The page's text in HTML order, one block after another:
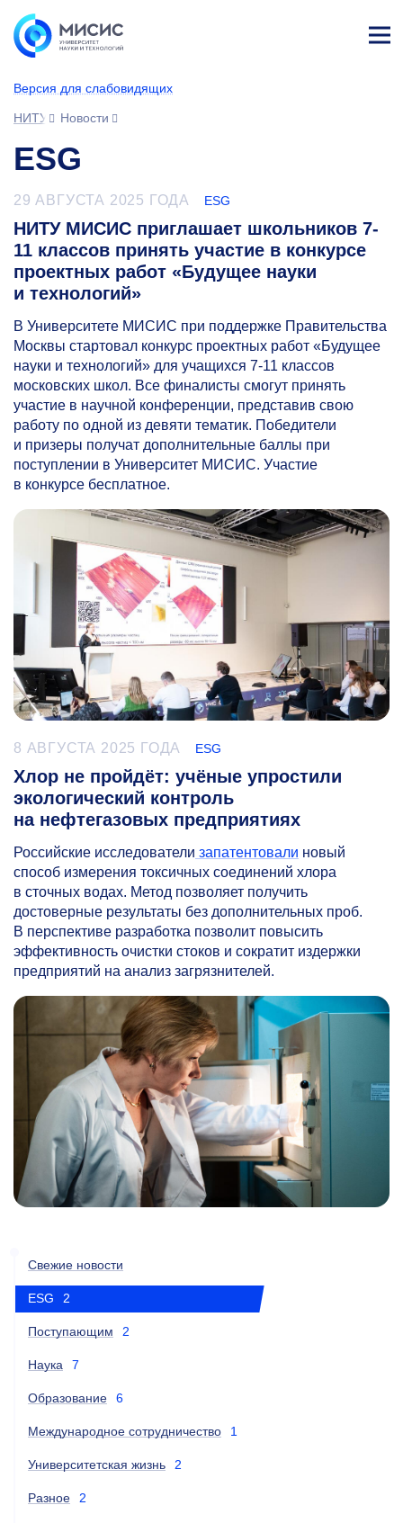
Версия для слабовидящих
НИТУ МИСИС
Новости
ESG
29 АВГУСТА 2025 ГОДА ESG
НИТУ МИСИС приглашает школьников 7-
11 классов принять участие в конкурсе
проектных работ «Будущее науки
и технологий»
В Университете МИСИС при поддержке Правительства
Москвы стартовал конкурс проектных работ «Будущее
науки и технологий» для учащихся 7-11 классов
московских школ. Все финалисты смогут принять
участие в научной конференции, представив свою
работу по одной из девяти тематик. Победители
и призеры получат дополнительные баллы при
поступлении в Университет МИСИС. Участие
в конкурсе бесплатное.
8 АВГУСТА 2025 ГОДА ESG
Хлор не пройдёт: учёные упростили
экологический контроль
на нефтегазовых предприятиях
Российские исследователи запатентовали новый
способ измерения токсичных соединений хлора
в сточных водах. Метод позволяет получить
достоверные результаты без дополнительных проб.
В перспективе разработка позволит повысить
эффективность очистки стоков и сократит издержки
предприятий на анализ загрязнителей.
Свежие новости
ESG 2
Поступающим 2
Наука 7
Образование 6
Международное сотрудничество 1
Университетская жизнь 2
Разное 2